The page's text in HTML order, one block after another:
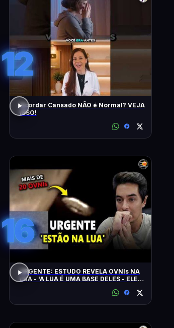
12
Acordar Cansado NÃO é Normal? VEJA
ISSO!
16
URGENTE: ESTUDO REVELA OVNIs NA
LUA - 'A LUA É UMA BASE DELES - ELES